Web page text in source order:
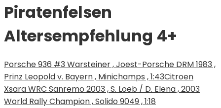
Piratenfelsen
Altersempfehlung 4+
Porsche 936 #3 Warsteiner , Joest-Porsche DRM 1983 ,
Prinz Leopold v. Bayern , Minichamps , 1:43Citroen
Xsara WRC Sanremo 2003 , S. Loeb / D. Elena , 2003
World Rally Champion , Solido 9049 , 1:18